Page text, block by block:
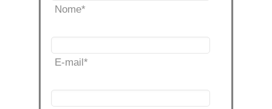
Nome*
E-mail*